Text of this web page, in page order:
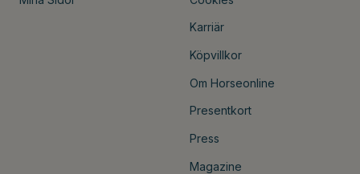
Karriär
Köpvillkor
Om Horseonline
Presentkort
Press
Magazine